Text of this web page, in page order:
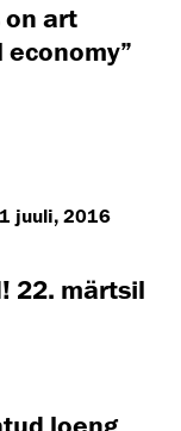
on art
juuli, 2016
22. märtsil
loeng